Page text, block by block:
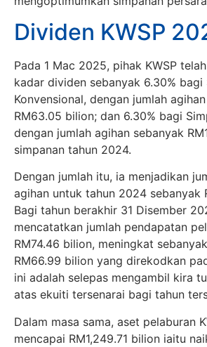
Dividen KWSP
Pada 1 Mac 2025, pihak KWSP
kadar dividen sebanyak 6.30% bagi
Konvensional, dengan jumlah
RM63.05 bilion; dan 6.30% bagi
dengan jumlah agihan sebanyak
simpanan tahun 2024.
Dengan jumlah itu, ia menjadikan
agihan untuk tahun 2024 sebanyak
Bagi tahun berakhir 31 Disember
mencatatkan jumlah pendapatan
RM74.46 bilion, meningkat
RM66.99 bilion yang direkodkan
ini adalah selepas mengambil kira
atas ekuiti tersenarai bagi tahun
Dalam masa sama, aset pelaburan
mencapai RM1,249.71 bilion iaitu